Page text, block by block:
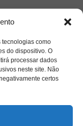
tecnologias como
do dispositivo. O
processar dados
neste site. Não
certos